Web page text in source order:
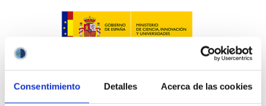
Consentimiento Detalles Acerca de las cookies